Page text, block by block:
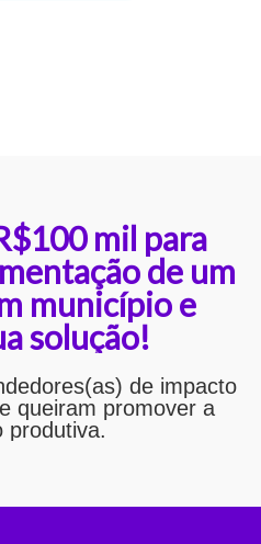
mil para
de um
município e
solução!
de impacto
queiram promover a
produtiva.